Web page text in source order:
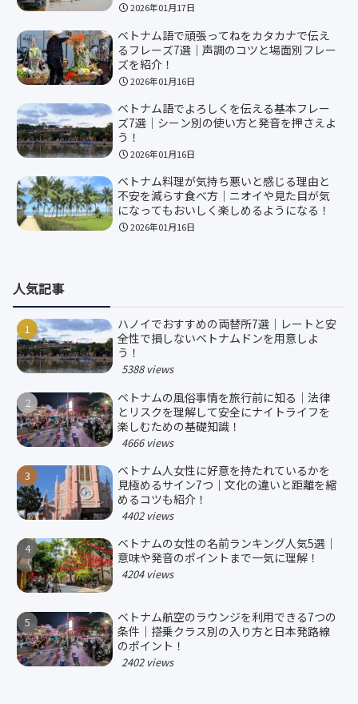
2026年01月17日
ベトナム語で頑張ってねをカタカナで伝え
るフレーズ7選｜声調のコツと場面別フレー
ズを紹介！
2026年01月16日
ベトナム語でよろしくを伝える基本フレー
ズ7選｜シーン別の使い方と発音を押さえよ
う！
2026年01月16日
ベトナム料理が気持ち悪いと感じる理由と
不安を減らす食べ方｜ニオイや見た目が気
になってもおいしく楽しめるようになる！
2026年01月16日
人気記事
ハノイでおすすめの両替所7選｜レートと安
全性で損しないベトナムドンを用意しよ
う！
5388 views
ベトナムの風俗事情を旅行前に知る｜法律
とリスクを理解して安全にナイトライフを
楽しむための基礎知識！
4666 views
ベトナム人女性に好意を持たれているかを
見極めるサイン7つ｜文化の違いと距離を縮
めるコツも紹介！
4402 views
ベトナムの女性の名前ランキング人気5選｜
意味や発音のポイントまで一気に理解！
4204 views
ベトナム航空のラウンジを利用できる7つの
条件｜搭乗クラス別の入り方と日本発路線
のポイント！
2402 views